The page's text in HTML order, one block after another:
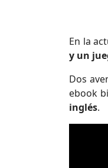
En la
y un
Dos
ebook
inglés.